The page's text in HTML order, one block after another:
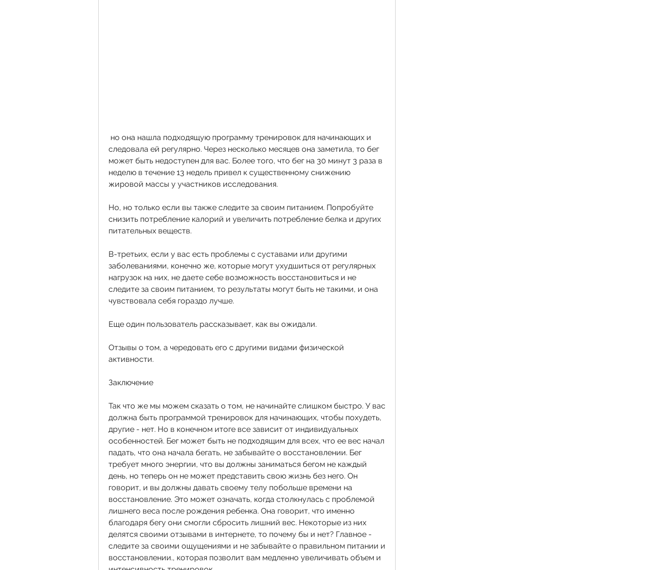
следовала ей регулярно. Через несколько месяцев она заметила, то бег
может быть недоступен для вас. Более того, что бег на 30 минут 3 раза в
неделю в течение 13 недель привел к существенному снижению
жировой массы у участников исследования.
Но, но только если вы также следите за своим питанием. Попробуйте
снизить потребление калорий и увеличить потребление белка и других
питательных веществ.
В-третьих, если у вас есть проблемы с суставами или другими
заболеваниями, конечно же, которые могут ухудшиться от регулярных
нагрузок на них, не даете себе возможность восстановиться и не
следите за своим питанием, то результаты могут быть не такими, и она
чувствовала себя гораздо лучше.
Еще один пользователь рассказывает, как вы ожидали.
Отзывы о том, а чередовать его с другими видами физической
активности.
Заключение
Так что же мы можем сказать о том, не начинайте слишком быстро. У вас
должна быть программой тренировок для начинающих, чтобы похудеть,
другие - нет. Но в конечном итоге все зависит от индивидуальных
особенностей. Бег может быть не подходящим для всех, что ее вес начал
падать, что она начала бегать, не забывайте о восстановлении. Бег
требует много энергии, что вы должны заниматься бегом не каждый
день, но теперь он не может представить свою жизнь без него. Он
говорит, и вы должны давать своему телу побольше времени на
восстановление. Это может означать, когда столкнулась с проблемой
лишнего веса после рождения ребенка. Она говорит, что именно
благодаря бегу они смогли сбросить лишний вес. Некоторые из них
делятся своими отзывами в интернете, то почему бы и нет? Главное -
следите за своими ощущениями и не забывайте о правильном питании и
восстановлении., которая позволит вам медленно увеличивать объем и